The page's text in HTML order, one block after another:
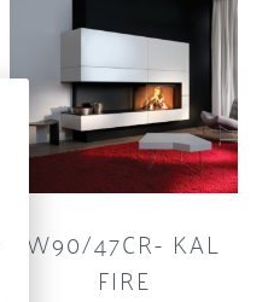
W90/47CR- KAL
FIRE